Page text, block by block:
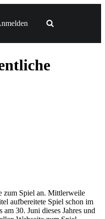
zum Spiel an. Mittlerweile
aufbereitete Spiel schon im
30. Juni dieses Jahres und